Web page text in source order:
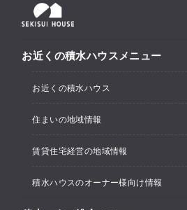
お近くの積水ハウスメニュー
お近くの積水ハウス
お近くの積水ハウストップ
住まいの地域情報
イベント情報
住宅展示場・ショールーム情報
賃貸住宅経営の地域情報
イベント情報
積水ハウスのオーナー様向け情報